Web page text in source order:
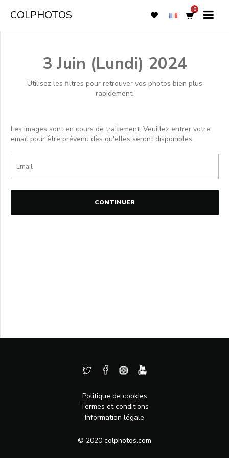
COLPHOTOS 0
3 Juin (Lundi) 2024
Utilisez les filtres pour retrouver vos photos bien plus
rapidement.
Les images sont en cours de traitement. Veuillez entrer votre
email pour être prévenu dès qu'elles seront disponibles.
CONTINUER
Politique de cookies
Termes et conditions
Information légale
© 2020 colphotos.com